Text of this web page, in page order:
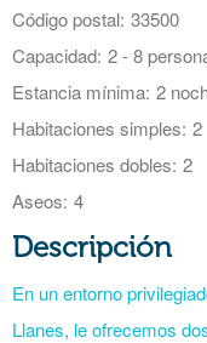
Código postal: 33500
Capacidad: 2 - 8
Estancia mínima: 2
Habitaciones simples: 2
Habitaciones dobles: 2
Aseos: 4
Descripción
En un entorno
Llanes, le ofrecemos